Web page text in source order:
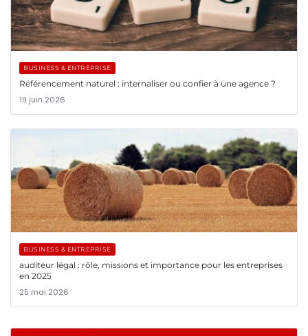
BUSINESS & ENTREPRISE
Référencement naturel : internaliser ou confier à une agence ?
19 juin 2026
BUSINESS & ENTREPRISE
auditeur légal : rôle, missions et importance pour les entreprises
en 2025
25 mai 2026